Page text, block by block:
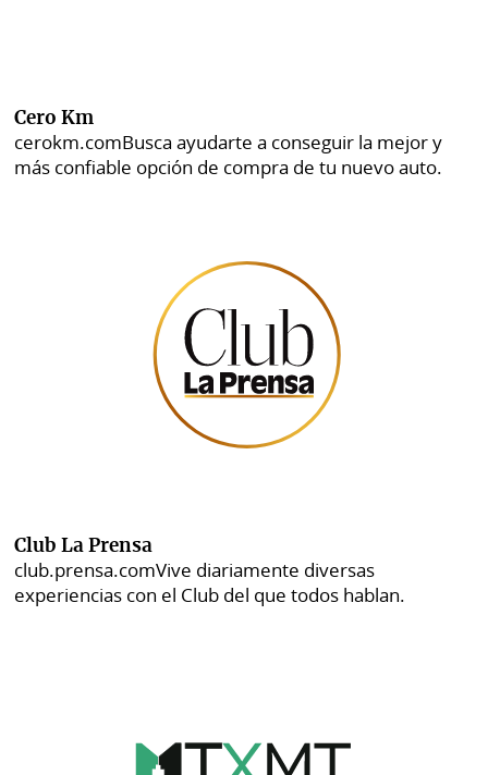
Cero Km
cerokm.comBusca ayudarte a conseguir la mejor y
más confiable opción de compra de tu nuevo auto.
Club La Prensa
club.prensa.comVive diariamente diversas
experiencias con el Club del que todos hablan.